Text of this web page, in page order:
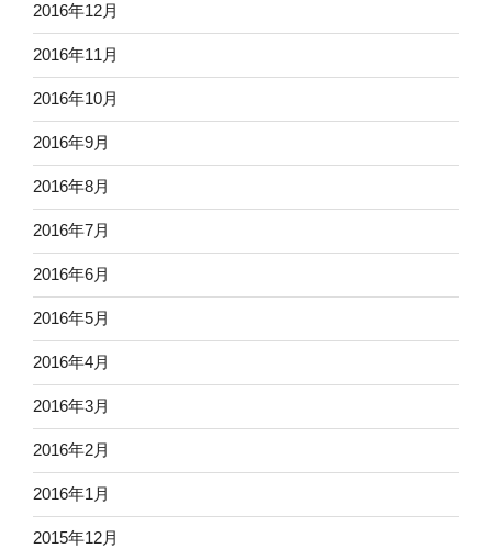
2016年12月
2016年11月
2016年10月
2016年9月
2016年8月
2016年7月
2016年6月
2016年5月
2016年4月
2016年3月
2016年2月
2016年1月
2015年12月